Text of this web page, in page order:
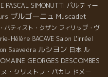
PASCAL SIMONUTTI パルティー
ブルゴーニュ Muscadet
バティスト・クザン フィリップ・ヴ
Hélène BACAVE Salon L'irréel
Saavedra ルシヨン 日本 ル
GEORGES DESCOMBES
ヌ・クリストフ・パカレ ドメー